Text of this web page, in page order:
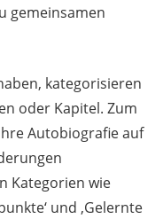
gemeinsamen
kategorisieren
oder Kapitel. Zum
Autobiografie auf
Kategorien wie
und ‚Gelernte